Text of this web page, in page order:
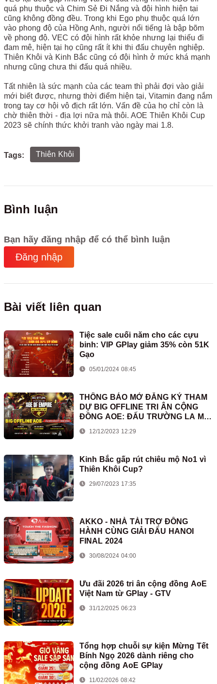
quá phụ thuộc và Chim Sẻ Đi Nắng và đội hình hiện tại
cũng không đồng đều. Trong khi Ego phụ thuộc quá lớn
vào phong độ của Hồng Anh, người nổi tiếng là bập bõm
về phong độ. VEC có đội hình rất khỏe nhưng lại thiếu đi
đam mê, hiện tại họ cũng rất ít khi thi đấu chuyên nghiệp.
Thiên Khôi và Kinh Bắc cũng có đội hình ở mức khá mạnh
nhưng cũng chưa thi đấu quá nhiều.
Tất nhiên là sức mạnh của các team thì phải đợi vào giải
mới biết được, nhưng thời điểm hiện tại, Vitamin đang nắm
trong tay cơ hội vô địch rất lớn. Vấn đề của họ chỉ còn là
chờ thiên thời - địa lợi nữa mà thôi. AOE Thiên Khôi Cup
2023 sẽ chính thức khởi tranh vào ngày mai 1.8.
Tags: Thiên Khôi
Bình luận
Bạn hãy đăng nhập để có thể bình luận
Đăng nhập
Bài viết liên quan
Tiệc sale cuối năm cho các cựu
binh: VIP GPlay giảm 35% còn 51K
Gạo
05/01/2024 08:45
THÔNG BÁO MỞ ĐĂNG KÝ THAM
DỰ BIG OFFLINE TRI ÂN CỘNG
ĐỒNG AOE: ĐẤU TRƯỜNG LA MÃ
2023
12/12/2023 12:29
Kinh Bắc gấp rút chiêu mộ No1 vì
Thiên Khôi Cup?
29/07/2023 17:35
AKKO - NHÀ TÀI TRỢ ĐỒNG
HÀNH CÙNG GIẢI ĐẤU HANOI
FINAL 2024
30/08/2024 04:00
Ưu đãi 2026 tri ân cộng đồng AoE
Việt Nam từ GPlay - GTV
31/12/2025 06:23
Tổng hợp chuỗi sự kiện Mừng Tết
Bính Ngọ 2026 dành riêng cho
cộng đồng AoE GPlay
11/02/2026 08:42